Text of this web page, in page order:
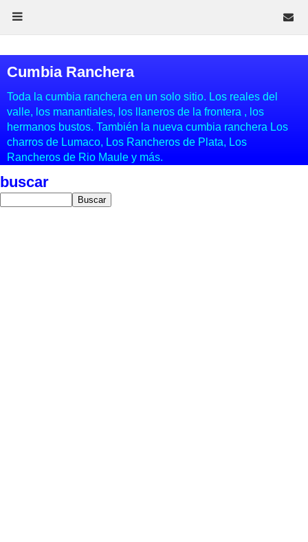
Cumbia Ranchera
Toda la cumbia ranchera en un solo sitio. Los reales del
valle, los manantiales, los llaneros de la frontera , los
hermanos bustos. También la nueva cumbia ranchera Los
charros de Lumaco, Los Rancheros de Plata, Los
Rancheros de Rio Maule y más.
buscar